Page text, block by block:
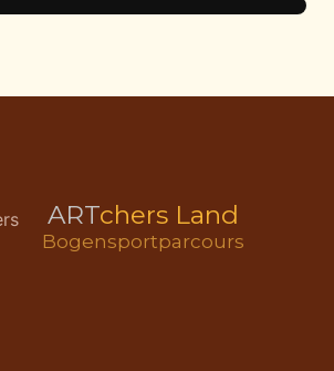
ARTchers Land
Bogensportparcours